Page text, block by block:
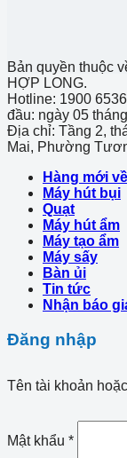
Bản quyền thuộc
HỢP LONG.
Hotline: 1900
đầu: ngày 05
Địa chỉ: Tầng 2,
Mai, Phường
Hàng mới về
Máy hút bụi
Quạt
Máy hút ẩm
Máy tạo ẩm
Máy sấy
Bàn ủi
Tin tức
Nhận báo
Đăng nhập
Tên tài khoản
Mật khẩu *